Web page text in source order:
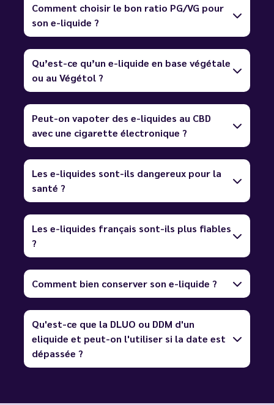
Comment choisir le bon ratio PG/VG pour
son e-liquide ?
Qu’est-ce qu’un e-liquide en base végétale
ou au Végétol ?
Peut-on vapoter des e-liquides au CBD
avec une cigarette électronique ?
Les e-liquides sont-ils dangereux pour la
santé ?
Les e-liquides français sont-ils plus fiables
?
Comment bien conserver son e-liquide ?
Qu'est-ce que la DLUO ou DDM d'un
eliquide et peut-on l'utiliser si la date est
dépassée ?